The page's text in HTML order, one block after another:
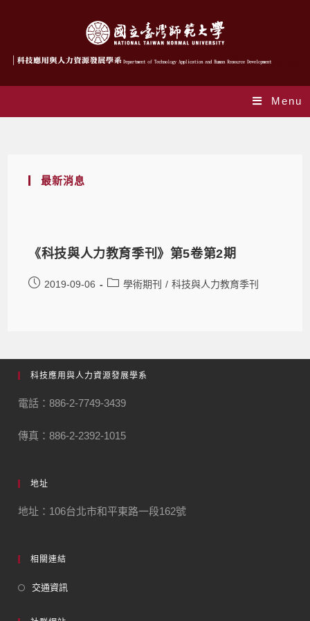
Menu
最新消息
《科技與人力教育季刊》第5卷第2期
2019-09-06 學術期刊 / 科技與人力教育季刊
科技應用與人力資源發展學系
電話：886-2-7749-3439
傳真：886-2-2392-1015
地址
地址：106台北市和平東路一段162號
相關連結
交通資訊